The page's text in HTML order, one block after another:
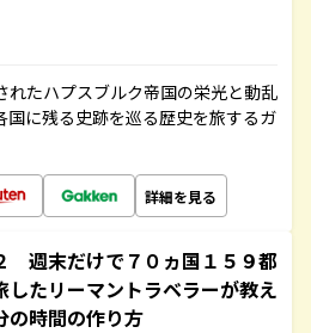
れたハプスブルク帝国の栄光と動乱
国に残る史跡を巡る歴史を旅するガ
詳細を見る
週末だけで７０ヵ国１５９都
したリーマントラベラーが教え
の時間の作り方